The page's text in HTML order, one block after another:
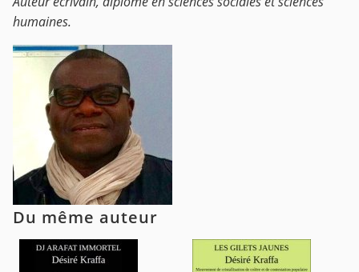
humaines.
Du même auteur